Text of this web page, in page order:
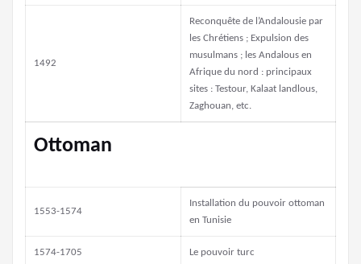
1492
Reconquête de l’Andalousie par
les Chrétiens ; Expulsion des
musulmans ; les Andalous en
Afrique du nord : principaux
sites : Testour, Kalaat landlous,
Zaghouan, etc.
Ottoman
1553-1574
Installation du pouvoir ottoman
en Tunisie
1574-1705 Le pouvoir turc